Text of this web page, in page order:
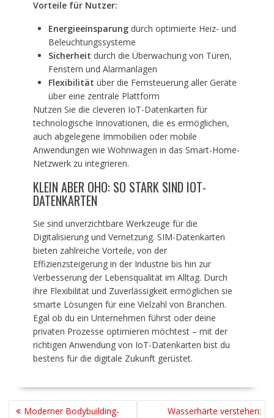
Vorteile für Nutzer:
Energieeinsparung durch optimierte Heiz- und
Beleuchtungssysteme
Sicherheit durch die Überwachung von Türen,
Fenstern und Alarmanlagen
Flexibilität über die Fernsteuerung aller Geräte
über eine zentrale Plattform
Nutzen Sie die cleveren IoT-Datenkarten für
technologische Innovationen, die es ermöglichen,
auch abgelegene Immobilien oder mobile
Anwendungen wie Wohnwagen in das Smart-Home-
Netzwerk zu integrieren.
KLEIN ABER OHO: SO STARK SIND IOT-
DATENKARTEN
Sie sind unverzichtbare Werkzeuge für die
Digitalisierung und Vernetzung. SIM-Datenkarten
bieten zahlreiche Vorteile, von der
Effizienzsteigerung in der Industrie bis hin zur
Verbesserung der Lebensqualität im Alltag. Durch
ihre Flexibilität und Zuverlässigkeit ermöglichen sie
smarte Lösungen für eine Vielzahl von Branchen.
Egal ob du ein Unternehmen führst oder deine
privaten Prozesse optimieren möchtest – mit der
richtigen Anwendung von IoT-Datenkarten bist du
bestens für die digitale Zukunft gerüstet.
BEITRAGSNAVIGATION
Moderner Bodybuilding-
Wasserhärte verstehen: